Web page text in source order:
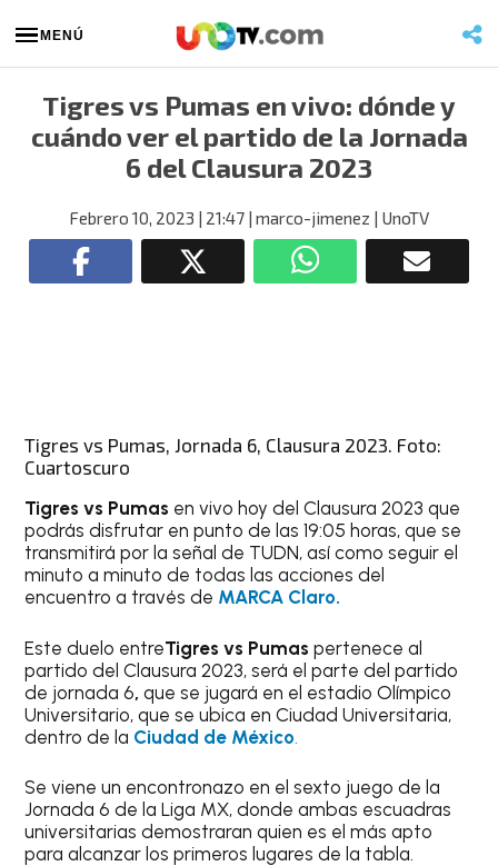
MENÚ
Tigres vs Pumas en vivo: dónde y
cuándo ver el partido de la Jornada
6 del Clausura 2023
Febrero 10, 2023 | 21:47 | marco-jimenez | UnoTV
Tigres vs Pumas, Jornada 6, Clausura 2023. Foto:
Cuartoscuro
Tigres vs Pumas en vivo hoy del Clausura 2023 que
podrás disfrutar en punto de las 19:05 horas, que se
transmitirá por la señal de TUDN, así como seguir el
minuto a minuto de todas las acciones del
encuentro a través de MARCA Claro.
Este duelo entreTigres vs Pumas pertenece al
partido del Clausura 2023, será el parte del partido
de jornada 6,que se jugará en el estadio Olímpico
Universitario, que se ubica en Ciudad Universitaria,
dentro de la Ciudad de México.
Se viene un encontronazo en el sexto juego de la
Jornada 6 de la Liga MX, donde ambas escuadras
universitarias demostraran quien es el más apto
para alcanzar los primeros lugares de la tabla.